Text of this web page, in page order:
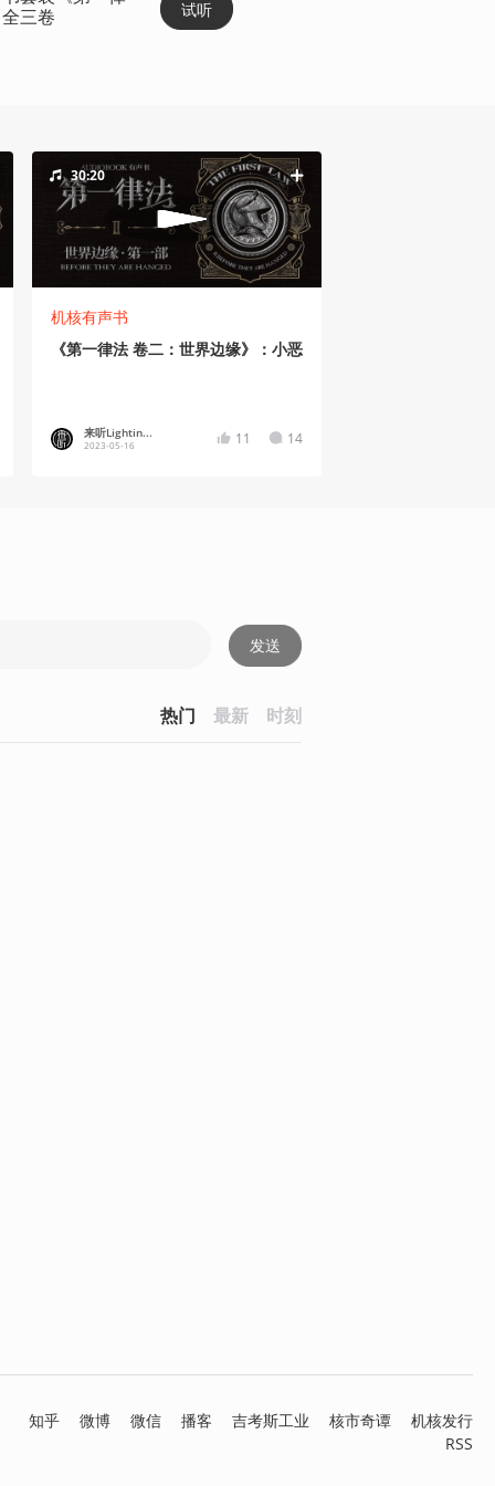
三卷
试听
30:20
机核有声书
《第一律法 卷二：世界边缘》：小恶
来听Lightin...
2023-05-16 11 14
发送
热门 最新 时刻
知乎 微博 微信 播客 吉考斯工业 核市奇谭
机核发行
RSS